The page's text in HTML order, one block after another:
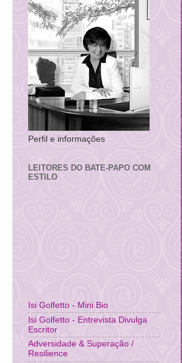
Perfil e informações
LEITORES DO BATE-PAPO COM
ESTILO
Isi Golfetto - Mini Bio
Isi Golfetto - Entrevista Divulga
Escritor
Adversidade & Superação /
Resilience